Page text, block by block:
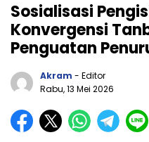
Sosialisasi
Konvergensi
Penguatan
Akram - Editor
Rabu, 13 Mei 2026